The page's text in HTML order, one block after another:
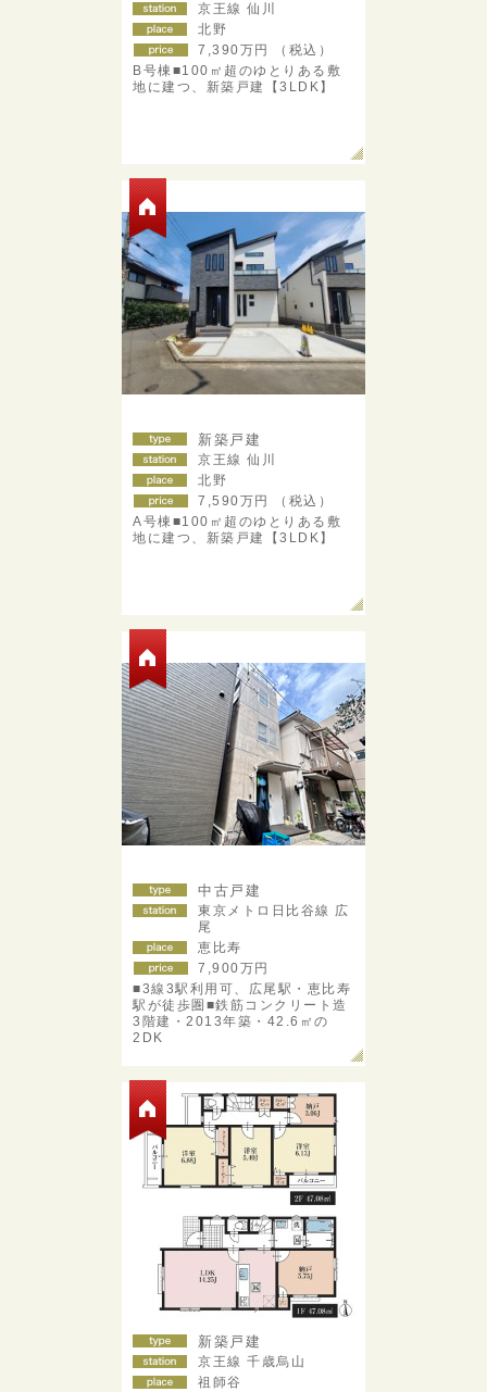
京王線 仙川
北野
7,390万円 （税込）
B号棟■100㎡超のゆとりある敷
地に建つ、新築戸建【3LDK】
新築戸建
京王線 仙川
北野
7,590万円 （税込）
A号棟■100㎡超のゆとりある敷
地に建つ、新築戸建【3LDK】
中古戸建
東京メトロ日比谷線 広
尾
恵比寿
7,900万円
■3線3駅利用可、広尾駅・恵比寿
駅が徒歩圏■鉄筋コンクリート造
3階建・2013年築・42.6㎡の
2DK
新築戸建
京王線 千歳烏山
祖師谷